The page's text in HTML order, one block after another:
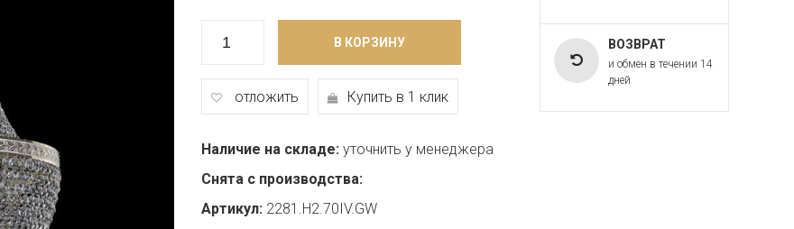
В КОРЗИНУ
отложить Купить в 1 клик
Наличие на складе: уточнить у менеджера
Снята с производства:
Артикул: 2281.H2.70IV.GW
ВОЗВРАТ
и обмен в течении 14
дней